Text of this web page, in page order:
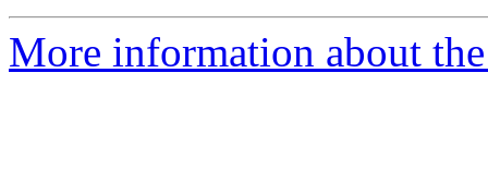
More information about